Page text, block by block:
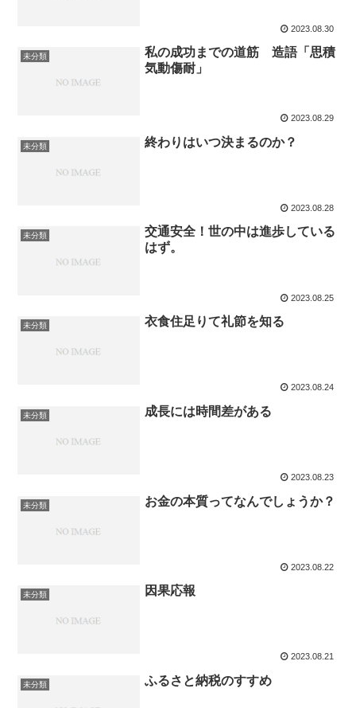
2023.08.30
未分類
私の成功までの道筋 造語「思積
気動傷耐」
2023.08.29
未分類 終わりはいつ決まるのか？
2023.08.28
未分類
交通安全！世の中は進歩している
はず。
2023.08.25
未分類 衣食住足りて礼節を知る
2023.08.24
未分類 成長には時間差がある
2023.08.23
未分類 お金の本質ってなんでしょうか？
2023.08.22
未分類 因果応報
2023.08.21
未分類 ふるさと納税のすすめ